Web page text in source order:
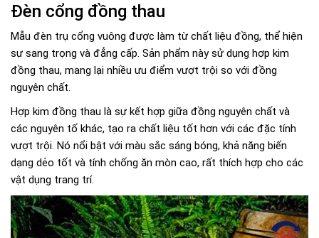
Đèn cổng đồng thau
Mẫu đèn trụ cổng vuông được làm từ chất liệu đồng, thể hiện
sự sang trọng và đẳng cấp. Sản phẩm này sử dụng hợp kim
đồng thau, mang lại nhiều ưu điểm vượt trội so với đồng
nguyên chất.
Hợp kim đồng thau là sự kết hợp giữa đồng nguyên chất và
các nguyên tố khác, tạo ra chất liệu tốt hơn với các đặc tính
vượt trội. Nó nổi bật với màu sắc sáng bóng, khả năng biến
dạng dẻo tốt và tính chống ăn mòn cao, rất thích hợp cho các
vật dụng trang trí.